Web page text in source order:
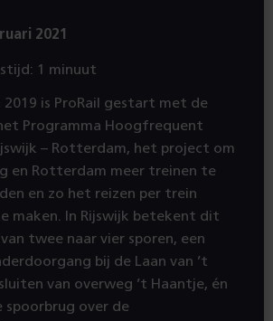
2021
1 minuut
2019 is ProRail gestart met de
Programma Hoogfrequent
– Rotterdam, het project om
en Rotterdam meer treinen te
en zo het reizen per trein
maken. In Rijswijk betekent dit
twee naar vier sporen, een
bij de Laan van ’t
van overweg ’t Haantje, én
spoorbrug over de